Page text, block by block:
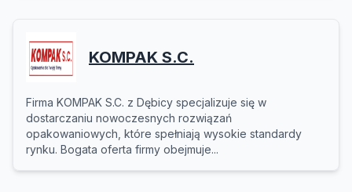
KOMPAK S.C.
Firma KOMPAK S.C. z Dębicy specjalizuje się w
dostarczaniu nowoczesnych rozwiązań
opakowaniowych, które spełniają wysokie standardy
rynku. Bogata oferta firmy obejmuje...